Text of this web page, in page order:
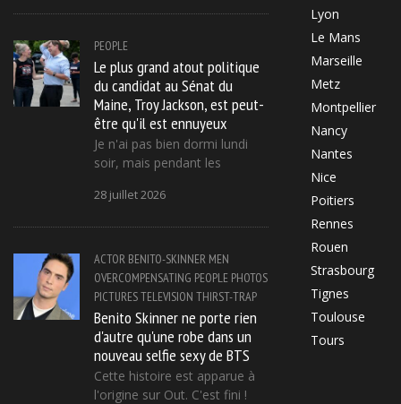
PEOPLE
Le plus grand atout politique
du candidat au Sénat du
Maine, Troy Jackson, est peut-
être qu'il est ennuyeux
Je n'ai pas bien dormi lundi
soir, mais pendant les
28 juillet 2026
ACTOR BENITO-SKINNER MEN
OVERCOMPENSATING PEOPLE PHOTOS
PICTURESTELEVISION THIRST-TRAP
Benito Skinner ne porte rien
d'autre qu'une robe dans un
nouveau selfie sexy de BTS
Cette histoire est apparue à
l'origine sur Out. C'est fini !
Lyon
Le Mans
Marseille
Metz
Montpellier
Nancy
Nantes
Nice
Poitiers
Rennes
Rouen
Strasbourg
Tignes
Toulouse
Tours